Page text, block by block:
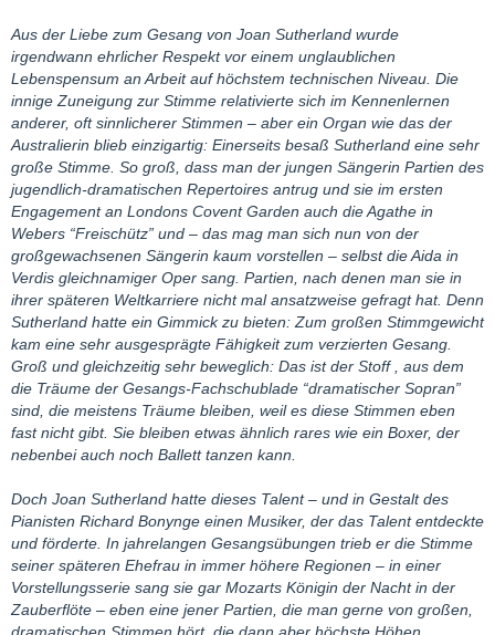
Aus der Liebe zum Gesang von Joan Sutherland wurde
irgendwann ehrlicher Respekt vor einem unglaublichen
Lebenspensum an Arbeit auf höchstem technischen Niveau. Die
innige Zuneigung zur Stimme relativierte sich im Kennenlernen
anderer, oft sinnlicherer Stimmen – aber ein Organ wie das der
Australierin blieb einzigartig: Einerseits besaß Sutherland eine sehr
große Stimme. So groß, dass man der jungen Sängerin Partien des
jugendlich-dramatischen Repertoires antrug und sie im ersten
Engagement an Londons Covent Garden auch die Agathe in
Webers “Freischütz” und – das mag man sich nun von der
großgewachsenen Sängerin kaum vorstellen – selbst die Aida in
Verdis gleichnamiger Oper sang. Partien, nach denen man sie in
ihrer späteren Weltkarriere nicht mal ansatzweise gefragt hat. Denn
Sutherland hatte ein Gimmick zu bieten: Zum großen Stimmgewicht
kam eine sehr ausgesprägte Fähigkeit zum verzierten Gesang.
Groß und gleichzeitig sehr beweglich: Das ist der Stoff , aus dem
die Träume der Gesangs-Fachschublade “dramatischer Sopran”
sind, die meistens Träume bleiben, weil es diese Stimmen eben
fast nicht gibt. Sie bleiben etwas ähnlich rares wie ein Boxer, der
nebenbei auch noch Ballett tanzen kann.
Doch Joan Sutherland hatte dieses Talent – und in Gestalt des
Pianisten Richard Bonynge einen Musiker, der das Talent entdeckte
und förderte. In jahrelangen Gesangsübungen trieb er die Stimme
seiner späteren Ehefrau in immer höhere Regionen – in einer
Vorstellungsserie sang sie gar Mozarts Königin der Nacht in der
Zauberflöte – eben eine jener Partien, die man gerne von großen,
dramatischen Stimmen hört, die dann aber höchste Höhen